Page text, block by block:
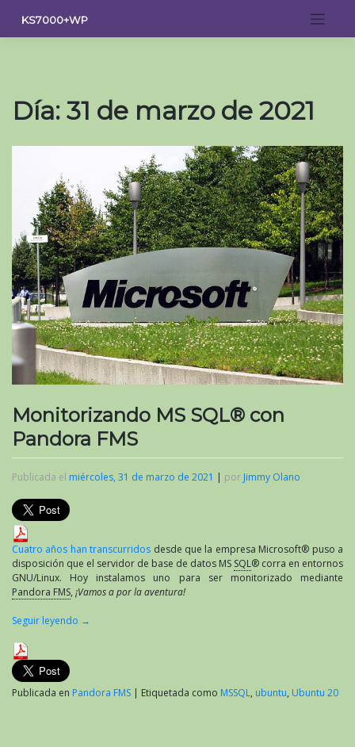
contenido
KS7000+WP
Día: 31 de marzo de 2021
Monitorizando MS SQL® con
Pandora FMS
Publicada el miércoles, 31 de marzo de 2021 | por Jimmy Olano
Cuatro años han transcurridos desde que la empresa Microsoft® puso a
disposición que el servidor de base de datos MS SQL® corra en entornos
GNU/Linux. Hoy instalamos uno para ser monitorizado mediante
Pandora FMS, ¡Vamos a por la aventura!
Seguir leyendo →
Publicada en Pandora FMS | Etiquetada como MSSQL, ubuntu, Ubuntu 20